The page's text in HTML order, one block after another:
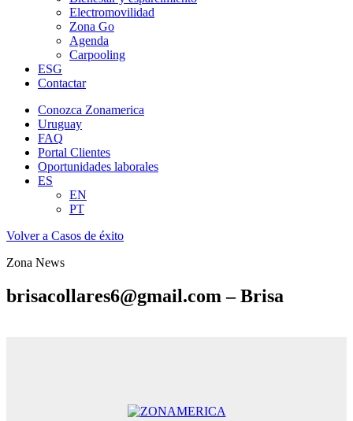
Electromovilidad
Zona Go
Agenda
Carpooling
ESG
Contactar
Conozca Zonamerica
Uruguay
FAQ
Portal Clientes
Oportunidades laborales
ES
EN
PT
Volver a Casos de éxito
Zona News
brisacollares6@gmail.com – Brisa